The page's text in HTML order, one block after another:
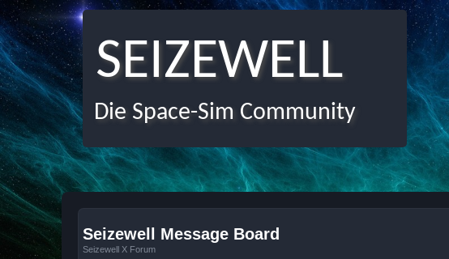
SEIZEWELL
Die Space-Sim Community
Seizewell Message Board
Seizewell X Forum